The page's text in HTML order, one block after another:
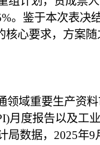
。鉴于本次表决
核心要求，方案
域重要生产资料
月度报告以及工
局数据，2025年9